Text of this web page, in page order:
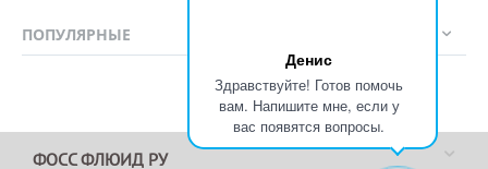
Денис
Здравствуйте! Готов помочь
вам. Напишите мне, если у
вас появятся вопросы.
ПОПУЛЯРНЫЕ
ФОСС ФЛЮИД РУ